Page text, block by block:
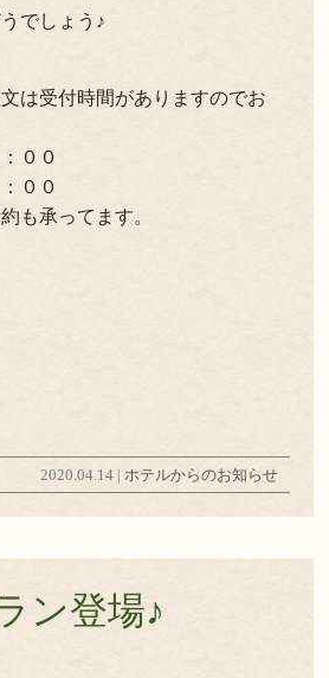
でしょう♪
受付時間がありますのでお
００
００
も承ってます。
2020.04.14 | ホテルからのお知らせ
ン登場♪